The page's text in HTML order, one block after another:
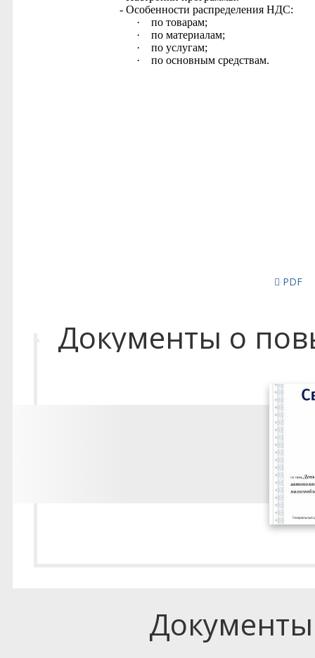
PDF
Документы о